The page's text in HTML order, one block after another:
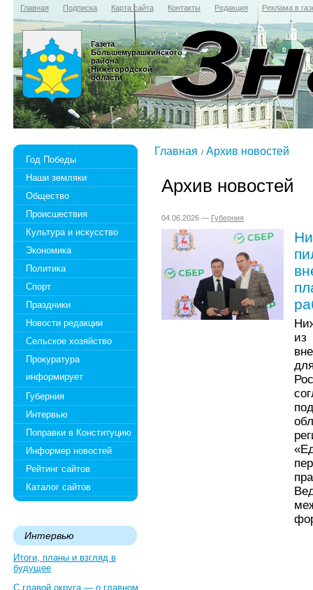
Главная Подписка Карта сайта Контакты Редакция Реклама в
Газета
Большемурашкинского
района
Нижегородской
области
Год Победы
Наши земляки
Общество
Происшествия
Культура и искусство
Экономика
Политика
Спорт
Праздники
Новости редакции
Сельское хозяйство
Прокуратура
информирует
Губерния
Интервью
Поправки в Конституцию
Информер новостей
Рейтинг сайтов
Каталог сайтов
Интервью
Итоги, планы и взгляд в
будущее
С главой округа — о главном
Главная Архив новостей
Архив новостей
04.06.2026 — Губерния
из